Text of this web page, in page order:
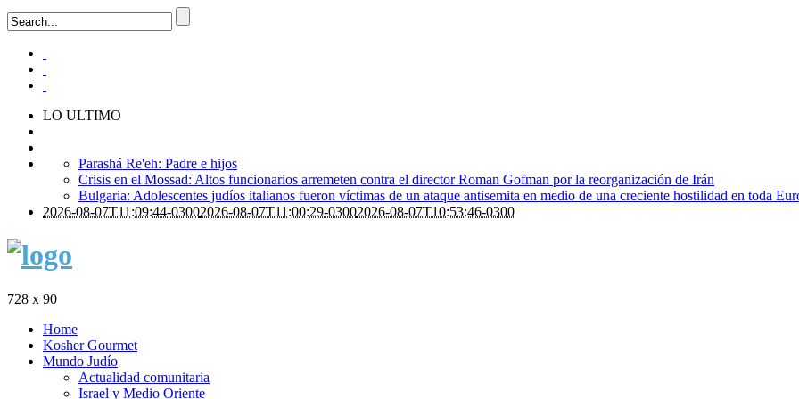
LO ULTIMO
Parashá Re'eh: Padre e hijos
Crisis en el Mossad: Altos funcionarios arremeten contra el director Roman Gofman por la reorganización de Irán
Bulgaria: Adolescentes judíos italianos fueron víctimas de un ataque antisemita en medio de una creciente hostilidad en toda
2026-08-07T11:09:44-03002026-08-07T11:00:29-03002026-08-07T10:53:46-0300
728 x 90
Home
Kosher Gourmet
Mundo Judío
Actualidad comunitaria
Israel y Medio Oriente